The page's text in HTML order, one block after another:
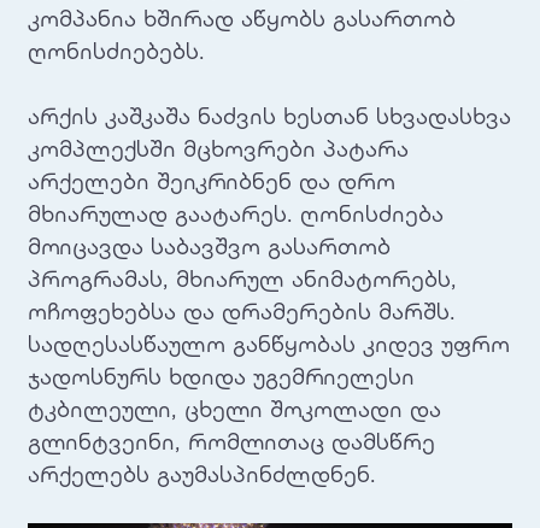
კომპანია ხშირად აწყობს გასართობ
ღონისძიებებს.
არქის კაშკაშა ნაძვის ხესთან სხვადასხვა
კომპლექსში მცხოვრები პატარა
არქელები შეიკრიბნენ და დრო
მხიარულად გაატარეს. ღონისძიება
მოიცავდა საბავშვო გასართობ
პროგრამას, მხიარულ ანიმატორებს,
ოჩოფეხებსა და დრამერების მარშს.
სადღესასწაულო განწყობას კიდევ უფრო
ჯადოსნურს ხდიდა უგემრიელესი
ტკბილეული, ცხელი შოკოლადი და
გლინტვეინი, რომლითაც დამსწრე
არქელებს გაუმასპინძლდნენ.